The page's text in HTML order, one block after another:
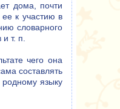
дома, почти
к участию в
словарного
т. п.
чего она
составлять
родному языку